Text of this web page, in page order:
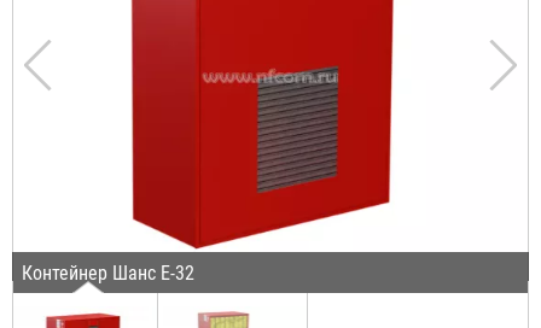
Контейнер Шанс Е-32